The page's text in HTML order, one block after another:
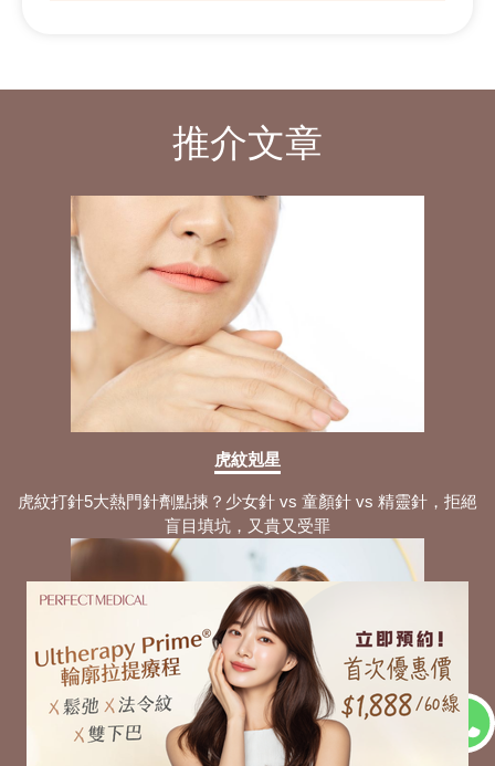
推介文章
虎紋剋星
虎紋打針5大熱門針劑點揀？少女針 vs 童顏針 vs 精靈針，拒絕
盲目填坑，又貴又受罪
虎紋剋星